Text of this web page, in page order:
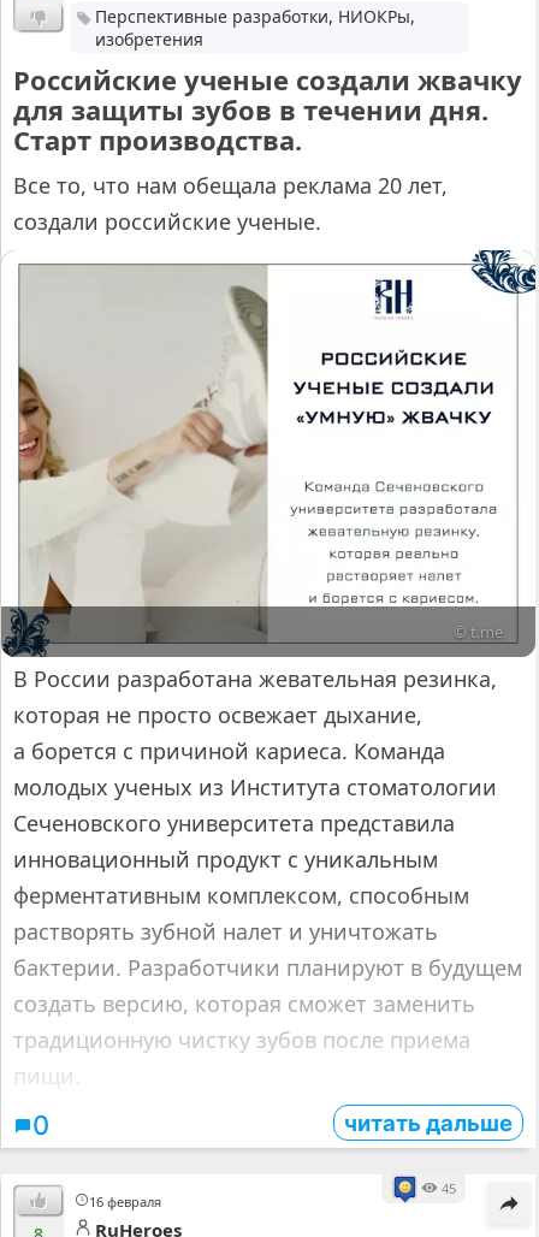
Перспективные разработки, НИОКРы,
изобретения
Российские ученые создали жвачку
для защиты зубов в течении дня.
Старт производства.
Все то, что нам обещала реклама 20 лет,
создали российские ученые.
© t.me
В России разработана жевательная резинка,
которая не просто освежает дыхание,
а борется с причиной кариеса. Команда
молодых ученых из Института стоматологии
Сеченовского университета представила
инновационный продукт с уникальным
ферментативным комплексом, способным
растворять зубной налет и уничтожать
бактерии. Разработчики планируют в будущем
создать версию, которая сможет заменить
традиционную чистку зубов после приема
пищи.
0 читать дальше
16 февраля
45
RuHeroes